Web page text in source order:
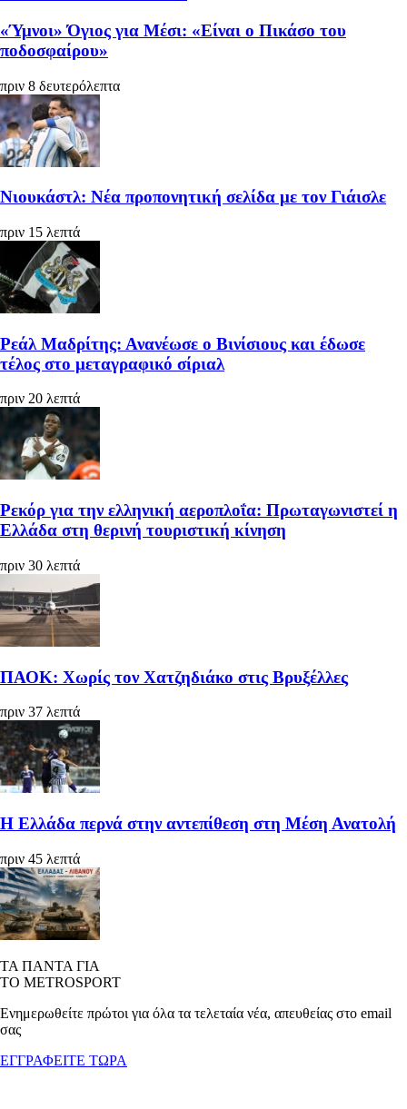
«Ύμνοι» Όγιος για Μέσι: «Είναι ο Πικάσο του
ποδοσφαίρου»
πριν 8 δευτερόλεπτα
Νιουκάστλ: Νέα προπονητική σελίδα με τον Γιάισλε
πριν 15 λεπτά
Ρεάλ Μαδρίτης: Ανανέωσε ο Βινίσιους και έδωσε
τέλος στο μεταγραφικό σίριαλ
πριν 20 λεπτά
Ρεκόρ για την ελληνική αεροπλοΐα: Πρωταγωνιστεί η
Ελλάδα στη θερινή τουριστική κίνηση
πριν 30 λεπτά
ΠΑΟΚ: Χωρίς τον Χατζηδιάκο στις Βρυξέλλες
πριν 37 λεπτά
Η Ελλάδα περνά στην αντεπίθεση στη Μέση Ανατολή
πριν 45 λεπτά
ΤΑ ΠΑΝΤΑ ΓΙΑ
ΤΟ METROSPORT
Ενημερωθείτε πρώτοι για όλα τα τελεταία νέα, απευθείας στο email
σας
ΕΓΓΡΑΦΕΙΤΕ ΤΩΡΑ